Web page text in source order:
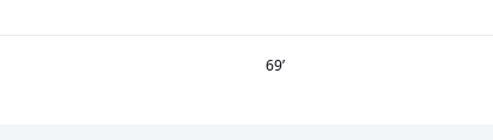
69’